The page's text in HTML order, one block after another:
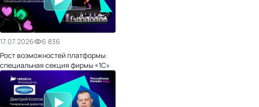
17.07.2026
6 836
Рост возможностей платформы:
специальная секция фирмы «1С»